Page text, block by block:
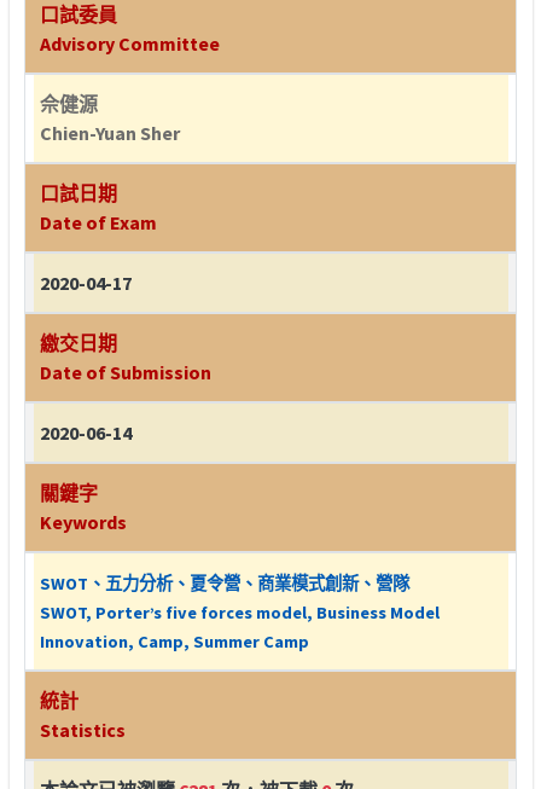
口試委員
Advisory Committee
佘健源
Chien-Yuan Sher
口試日期
Date of Exam
2020-04-17
繳交日期
Date of Submission
2020-06-14
關鍵字
Keywords
SWOT、五力分析、夏令營、商業模式創新、營隊
SWOT, Porter’s five forces model, Business Model
Innovation, Camp, Summer Camp
統計
Statistics